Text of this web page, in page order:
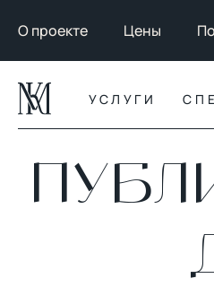
О проекте Цены
УСЛУГИ